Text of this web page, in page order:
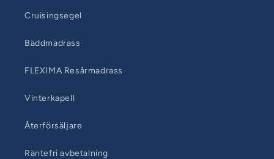
Cruisingsegel
Bäddmadrass
FLEXIMA Resårmadrass
Vinterkapell
Återförsäljare
Räntefri avbetalning